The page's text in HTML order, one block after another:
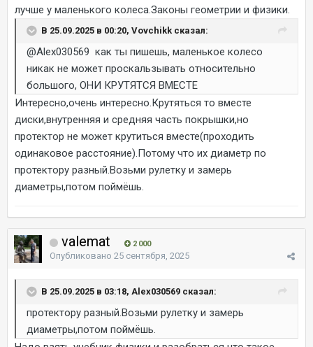
лучше у маленького колеса.Законы геометрии и физики.
В 25.09.2025 в 00:20, Vovchikk сказал:
@Alex030569 как ты пишешь, маленькое колесо
никак не может проскальзывать относительно
большого, ОНИ КРУТЯТСЯ ВМЕСТЕ
Интересно,очень интересно.Крутяться то вместе
диски,внутренняя и средняя часть покрышки,но
протектор не может крутиться вместе(проходить
одинаковое расстояние).Потому что их диаметр по
протектору разный.Возьми рулетку и замерь
диаметры,потом поймёшь.
valemat 2 000
Опубликовано 25 сентября, 2025
В 25.09.2025 в 03:18, Alex030569 сказал:
протектору разный.Возьми рулетку и замерь
диаметры,потом поймёшь.